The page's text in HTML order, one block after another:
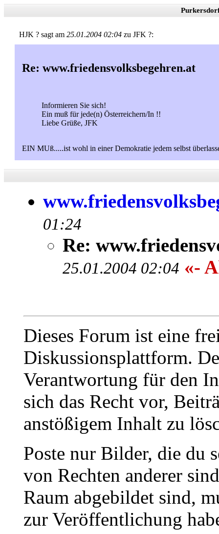
HJK ? sagt am 25.01.2004 02:04 zu JFK ?:
Re: www.friedensvolksbegehren.at
Informieren Sie sich!
Ein muß für jede(n) Österreichern/In !!
Liebe Grüße, JFK
EIN MUß.....ist wohl in einer Demokratie jedem selbst
01:24
Re:
25.01.2004 02:04 «-
Dieses Forum ist eine
Diskussionsplattform.
Verantwortung für den
sich das Recht vor,
anstößigem Inhalt zu
Poste nur Bilder, die du
von Rechten anderer
Raum abgebildet sind,
zur Veröffentlichung